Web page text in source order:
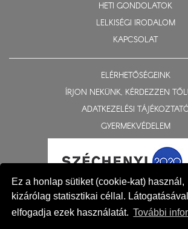
Ez a honlap sütiket (cookie-kat) használ,
kizárólag statisztikai céllal.
elfogadja ezek használatát. További
HETI GONDOLATOK
LELKISÉGI IRODALOM
KAPCSOLAT
ELÉRHETŐSÉGEINK
ÍRJON NEKÜNK, KÉRDEZZEN
ADATKEZELÉSI
GYERMEKVÉDELEM
© 2015-2026 Nyíregyházi